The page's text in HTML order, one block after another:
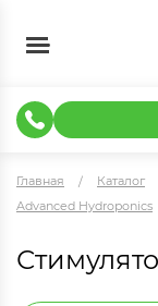
Главная Каталог
Advanced Hydroponics